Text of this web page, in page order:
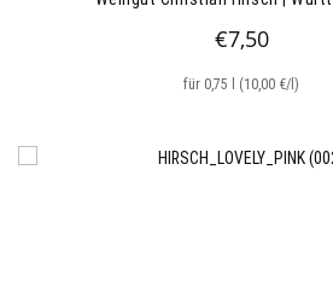
€7,50
für 0,75 l (10,00 €/l)